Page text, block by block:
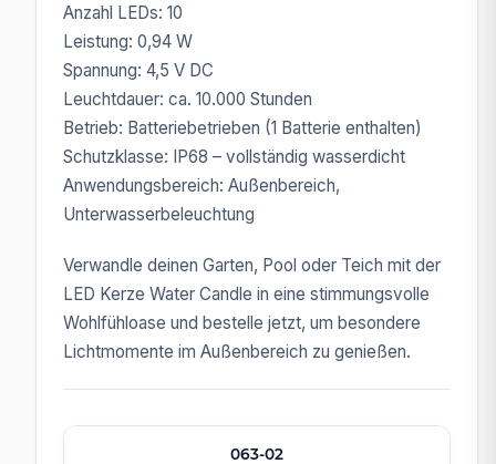
Anzahl LEDs: 10
Leistung: 0,94 W
Spannung: 4,5 V DC
Leuchtdauer: ca. 10.000 Stunden
Betrieb: Batteriebetrieben (1 Batterie enthalten)
Schutzklasse: IP68 – vollständig wasserdicht
Anwendungsbereich: Außenbereich,
Unterwasserbeleuchtung
Verwandle deinen Garten, Pool oder Teich mit der
LED Kerze Water Candle in eine stimmungsvolle
Wohlfühloase und bestelle jetzt, um besondere
Lichtmomente im Außenbereich zu genießen.
063-02